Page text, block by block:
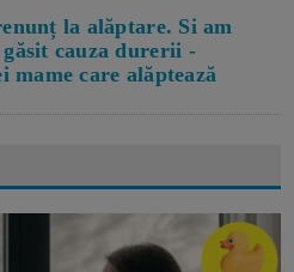
la alăptare. Si am
cauza durerii -
mame care alăptează